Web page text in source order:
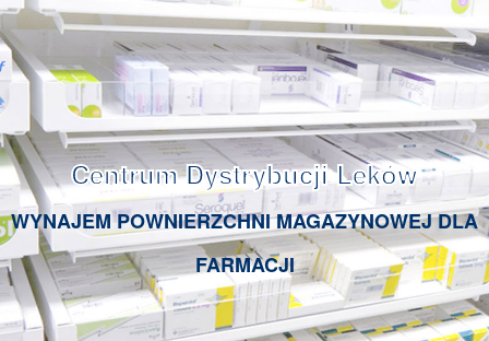
Centrum Dystrybucji Leków
WYNAJEM POWNIERZCHNI MAGAZYNOWEJ DLA
FARMACJI